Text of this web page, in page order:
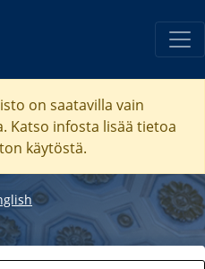
on saatavilla vain
Katso infosta lisää tietoa
käytöstä.